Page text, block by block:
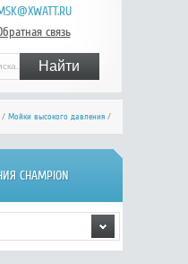
связь
/ Мойки высокого давления/
CHAMPION